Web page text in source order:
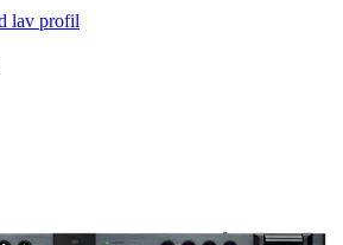
lav profil